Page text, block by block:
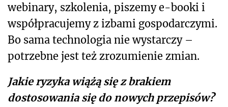
webinary, szkolenia, piszemy e-booki i
współpracujemy z izbami gospodarczymi.
Bo sama technologia nie wystarczy –
potrzebne jest też zrozumienie zmian.
Jakie ryzyka wiążą się z brakiem
dostosowania się do nowych przepisów?